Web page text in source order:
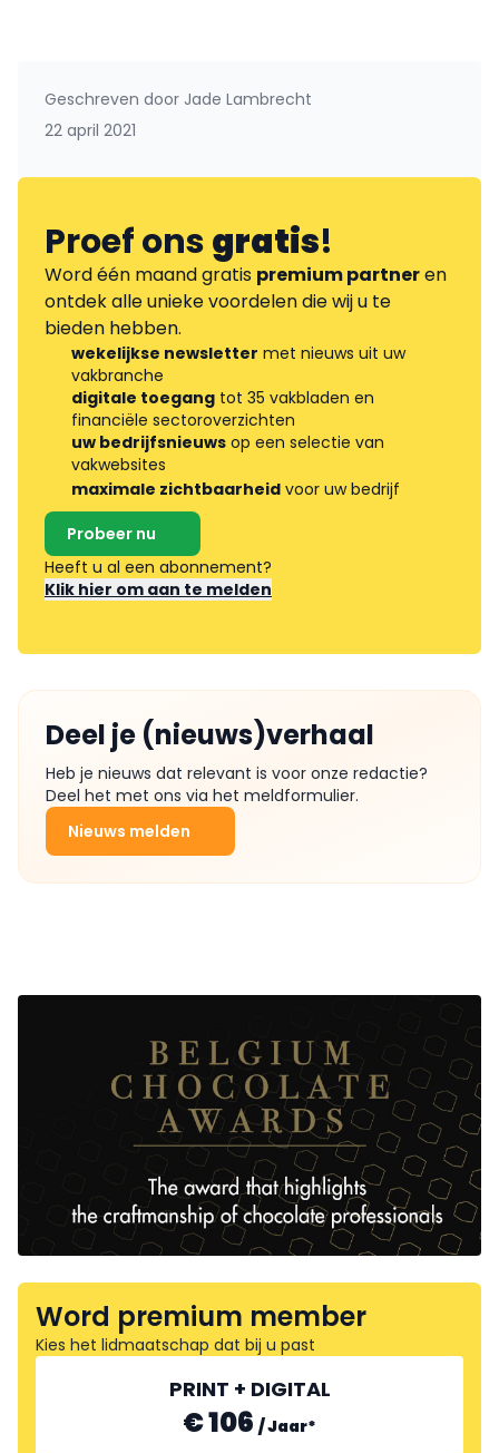
Geschreven door Jade Lambrecht
22 april 2021
Proef onsgratis!
Word één maand gratis premium partneren
ontdek alle unieke voordelen die wij u te
bieden hebben.
wekelijkse newsletter met nieuws uit uw
vakbranche
digitale toegang tot 35 vakbladen en
financiële sectoroverzichten
uw bedrijfsnieuws op een selectie van
vakwebsites
maximale zichtbaarheid voor uw bedrijf
Probeer nu
Heeft u al een abonnement?
Klik hier om aan te melden
Deel je (nieuws)verhaal
Heb je nieuws dat relevant is voor onze redactie?
Deel het met ons via het meldformulier.
Nieuws melden
Word premium member
Kies het lidmaatschap dat bij u past
PRINT + DIGITAL
€ 106 /Jaar*